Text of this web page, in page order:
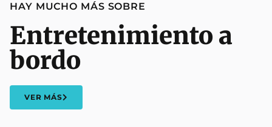
HAY MUCHO MÁS SOBRE
Entretenimiento a
bordo
VER MÁS